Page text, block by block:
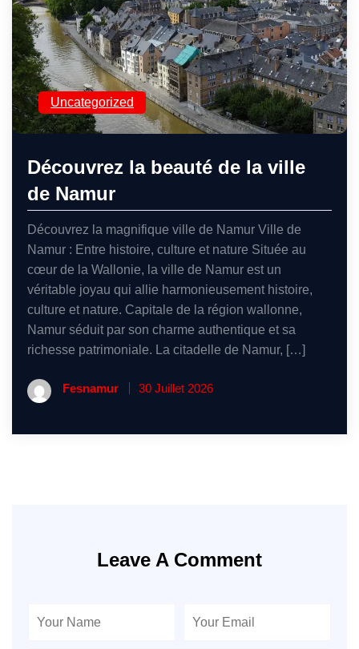
Uncategorized
Découvrez la beauté de la ville
de Namur
Découvrez la magnifique ville de Namur Ville de
Namur : Entre histoire, culture et nature Située au
cœur de la Wallonie, la ville de Namur est un
véritable joyau qui allie harmonieusement histoire,
culture et nature. Capitale de la région wallonne,
Namur séduit par son charme authentique et sa
richesse patrimoniale. La citadelle de Namur, […]
Fesnamur 30 Juillet 2026
Leave A Comment